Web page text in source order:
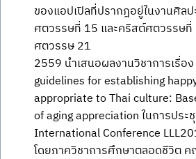
ของแอปเปิลที่ปรากฎอยู่ในงานศิล
ศตวรรษที่ 15 และคริสต์ศตวรรษ
ศตวรรษ 21
2559 นำเสนอผลงานวิชาการเรื่อ
guidelines for establishing
appropriate to Thai culture:
of aging appreciation ในการประ
International Conference
โดยภาควิชาการศึกษาตลอดชีวิต